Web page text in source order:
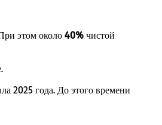
этом около 40% чистой
2025 года. До этого времени